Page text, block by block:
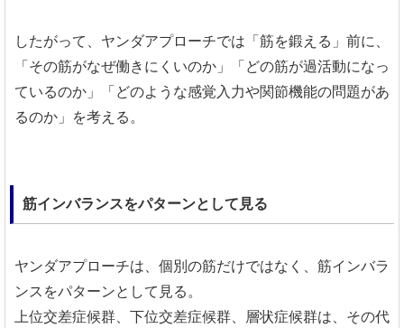
したがって、ヤンダアプローチでは「筋を鍛える」前に、
「その筋がなぜ働きにくいのか」「どの筋が過活動になっ
ているのか」「どのような感覚入力や関節機能の問題があ
るのか」を考える。
筋インバランスをパターンとして見る
ヤンダアプローチは、個別の筋だけではなく、筋インバラ
ンスをパターンとして見る。
上位交差症候群、下位交差症候群、層状症候群は、その代